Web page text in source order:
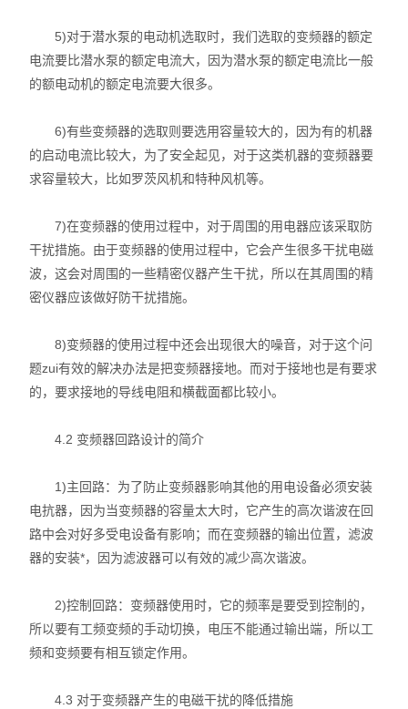
5)对于潜水泵的电动机选取时，我们选取的变频器的额定
电流要比潜水泵的额定电流大，因为潜水泵的额定电流比一般
的额电动机的额定电流要大很多。
6)有些变频器的选取则要选用容量较大的，因为有的机器
的启动电流比较大，为了安全起见，对于这类机器的变频器要
求容量较大，比如罗茨风机和特种风机等。
7)在变频器的使用过程中，对于周围的用电器应该采取防
干扰措施。由于变频器的使用过程中，它会产生很多干扰电磁
波，这会对周围的一些精密仪器产生干扰，所以在其周围的精
密仪器应该做好防干扰措施。
8)变频器的使用过程中还会出现很大的噪音，对于这个问
题zui有效的解决办法是把变频器接地。而对于接地也是有要求
的，要求接地的导线电阻和横截面都比较小。
4.2 变频器回路设计的简介
1)主回路：为了防止变频器影响其他的用电设备必须安装
电抗器，因为当变频器的容量太大时，它产生的高次谐波在回
路中会对好多受电设备有影响；而在变频器的输出位置，滤波
器的安装*，因为滤波器可以有效的减少高次谐波。
2)控制回路：变频器使用时，它的频率是要受到控制的，
所以要有工频变频的手动切换，电压不能通过输出端，所以工
频和变频要有相互锁定作用。
4.3 对于变频器产生的电磁干扰的降低措施